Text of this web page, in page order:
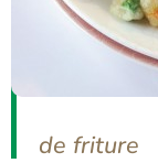
de friture